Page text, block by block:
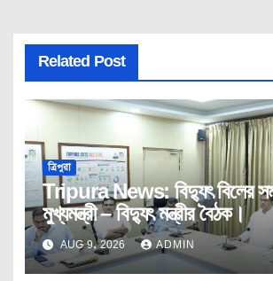
Related Post
ত্রিপুরা
Tripura News: বিদ্যুৎ বিলের
মুখ্যমন্ত্রী – বিদ্যুৎ মন্ত্রীর বৈঠক।
AUG 9, 2026 ADMIN